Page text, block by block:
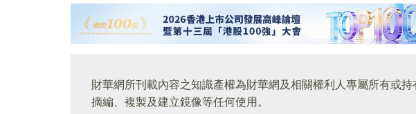
財華網所刊載內容之知識產權為財華網及相關權利人專屬所有或持
摘編、複製及建立鏡像等任何使用。